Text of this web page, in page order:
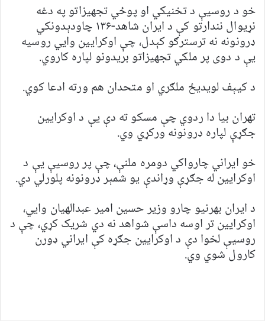
خو د روسیې د تخنیکي او پوځي تجهیزاتو په دغه
نړیوال نندارتو کې د ایران شاهد-۱۳۶ چاودېدونکي
ډرونونه نه ترسترګو کېدل، چې اوکرایین وايي روسیه
یې د دوی پر ملکي تجهیزاتو بریدونو لپاره کاروي.
د کیېف لویدیځ ملګري او متحدان هم ورته ادعا کوي.‌
تهران بیا دا ردوي چې مسکو ته دې یې د اوکرایین
جګړې لپاره ډرونونه ورکړي وي.
خو ایراني چارواکي دومره ملنې، چې پر روسیې یې د
اوکرایین له جګړې وړاندې یو شمېر ډرونونه پلورلي دي.
د ایران بهرنیو چارو وزیر حسین امیر عبدالهیان وايي،
اوکرایین تر اوسه داسې شواهد نه دي شریک کړي، چې د
روسیې لخوا دې د اوکرایین جګړه کې ایراني ډورن
کارول شوي وي.‌